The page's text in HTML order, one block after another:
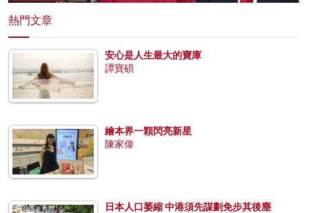
熱門文章
安心是人生最大的寶庫
譚寶碩
繪本界一顆閃亮新星
陳家偉
日本人口萎縮 中港須先謀劃免步其後塵